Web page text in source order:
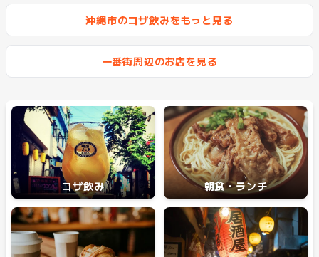
#ミュージックバー
沖縄市のコザ飲みをもっと見る
一番街周辺のお店を見る
コザ飲み 朝食・ランチ